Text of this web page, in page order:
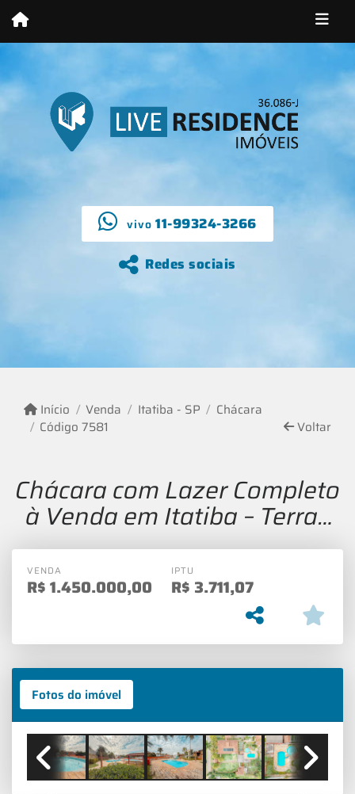
vivo11-99324-3266
Redes sociais
Início Venda Itatiba - SP
Chácara
Código 7581
Voltar
Chácara com Lazer Completo
à Venda em Itatiba – Terras
de San Marcos
VENDA
R$1.450.000,00
IPTU
R$ 3.711,07
Fotos do imóvel